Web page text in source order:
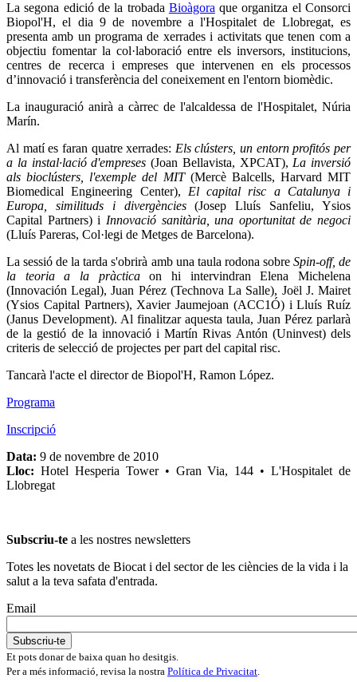
La segona edició de la trobada Bioàgoraque organitza el Consorci
Biopol'H, el dia 9 de novembre a l'Hospitalet de Llobregat, es
presenta amb un programa de xerrades i activitats que tenen com a
objectiu fomentar la col·laboració entre els inversors, institucions,
centres de recerca i empreses que intervenen en els processos
d’innovació i transferència del coneixement en l'entorn biomèdic.
La inauguració anirà a càrrec de l'alcaldessa de l'Hospitalet, Núria
Marín.
Al matí es faran quatre xerrades: Els clústers, un entorn profitós per
a la instal·lació d'empreses (Joan Bellavista, XPCAT),La inversió
als bioclústers, l'exemple del MIT(Mercè Balcells, Harvard MIT
Biomedical Engineering Center), El capital risc a Catalunya i
Europa, similituds i divergències(Josep Lluís Sanfeliu, Ysios
Capital Partners) i Innovació sanitària, una oportunitat de negoci
(Lluís Pareras, Col·legi de Metges de Barcelona).
La sessió de la tarda s'obrirà amb una taula rodona sobreSpin-off, de
la teoria a la pràcticaon hi intervindran Elena Michelena
(Innovación Legal), Juan Pérez (Technova La Salle), Joël J. Mairet
(Ysios Capital Partners), Xavier Jaumejoan (ACC1Ó) i Lluís Ruíz
(Janus Development). Al finalitzar aquesta taula, Juan Pérez parlarà
de la gestió de la innovació i Martín Rivas Antón (Uninvest) dels
criteris de selecció de projectes per part del capital risc.
Tancarà l'acte el director de Biopol'H, Ramon López.
Programa
Inscripció
Data: 9 de novembre de 2010
Lloc: Hotel Hesperia Tower • Gran Via, 144 • L'Hospitalet de
Llobregat
Subscriu-te a les nostres newsletters
Totes les novetats de Biocat i del sector de les ciències de la vida i la
salut a la teva safata d'entrada.
Email
Et pots donar de baixa quan ho desitgis.
Per a més informació, revisa la nostra Política de Privacitat.